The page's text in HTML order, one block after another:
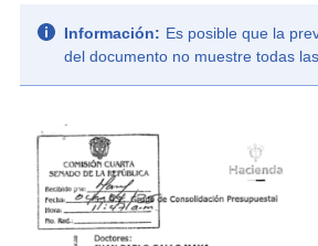
Información: Es posible que la
del documento no muestre todas